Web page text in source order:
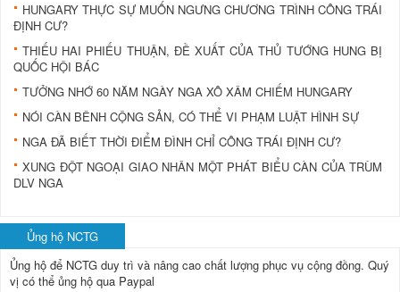
HUNGARY THỰC SỰ MUỐN NGƯNG CHƯƠNG TRÌNH CÔNG TRÁI
ĐỊNH CƯ?
THIẾU HAI PHIẾU THUẬN, ĐỀ XUẤT CỦA THỦ TƯỚNG HUNG BỊ
QUỐC HỘI BÁC
TƯỞNG NHỚ 60 NĂM NGÀY NGA XÔ XÂM CHIẾM HUNGARY
NÓI CÀN BÊNH CỘNG SẢN, CÓ THỂ VI PHẠM LUẬT HÌNH SỰ
NGA ĐÃ BIẾT THỜI ĐIỂM ĐÌNH CHỈ CÔNG TRÁI ĐỊNH CƯ?
XUNG ĐỘT NGOẠI GIAO NHÂN MỘT PHÁT BIỂU CÀN CỦA TRÙM
DLV NGA
Ủng hộ NCTG
Ủng hộ để NCTG duy trì và nâng cao chất lượng phục vụ cộng đồng. Quý
vị có thể ủng hộ qua Paypal